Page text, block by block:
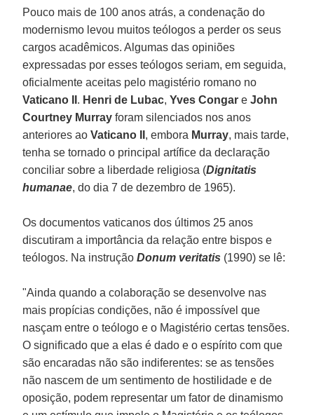
Pouco mais de 100 anos atrás, a condenação do
modernismo levou muitos teólogos a perder os seus
cargos acadêmicos. Algumas das opiniões
expressadas por esses teólogos seriam, em seguida,
oficialmente aceitas pelo magistério romano no
Vaticano II . Henri de Lubac,Yves CongareJohn
Courtney Murrayforam silenciados nos anos
anteriores aoVaticano II , embora Murray, mais tarde,
tenha se tornado o principal artífice da declaração
conciliar sobre a liberdade religiosa (Dignitatis
humanae, do dia 7 de dezembro de 1965).
Os documentos vaticanos dos últimos 25 anos
discutiram a importância da relação entre bispos e
teólogos. Na instruçãoDonum veritatis (1990) se lê:
"Ainda quando a colaboração se desenvolve nas
mais propícias condições, não é impossível que
nasçam entre o teólogo e o Magistério certas tensões.
O significado que a elas é dado e o espírito com que
são encaradas não são indiferentes: se as tensões
não nascem de um sentimento de hostilidade e de
oposição, podem representar um fator de dinamismo